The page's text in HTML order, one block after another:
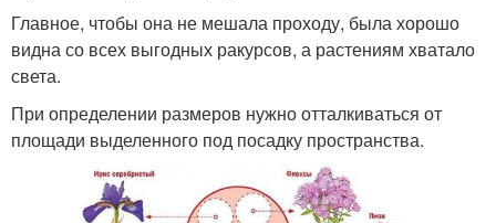
Главное, чтобы она не мешала проходу, была хорошо
видна со всех выгодных ракурсов, а растениям хватало
света.
При определении размеров нужно отталкиваться от
площади выделенного под посадку пространства.